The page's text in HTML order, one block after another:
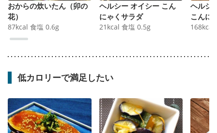
おからの炊いたん（卯の
花）
87kcal 食塩 0.6g
ヘルシー オイシー こん
にゃくサラダ
21 kcal 食塩 0.5g
ヘルシ
こんに
168kcal
低カロリーで満足したい